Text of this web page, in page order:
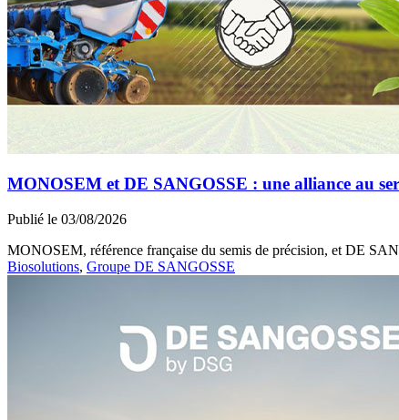
MONOSEM et DE SANGOSSE : une alliance au
Publié le 03/08/2026
MONOSEM, référence française du semis de précision, et DE
Biosolutions, Groupe DE SANGOSSE